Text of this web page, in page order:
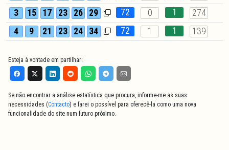
3
15 17 23 26 29 72 0 1
274
4
9 21 23 24 34 72 1 1 139
Esteja à vontade em partilhar:
Se não encontrar a análise estatística que procura, informe-me as suas
necessidades (Contacto) e farei o possível para oferecê-la como uma nova
funcionalidade do site num futuro próximo.